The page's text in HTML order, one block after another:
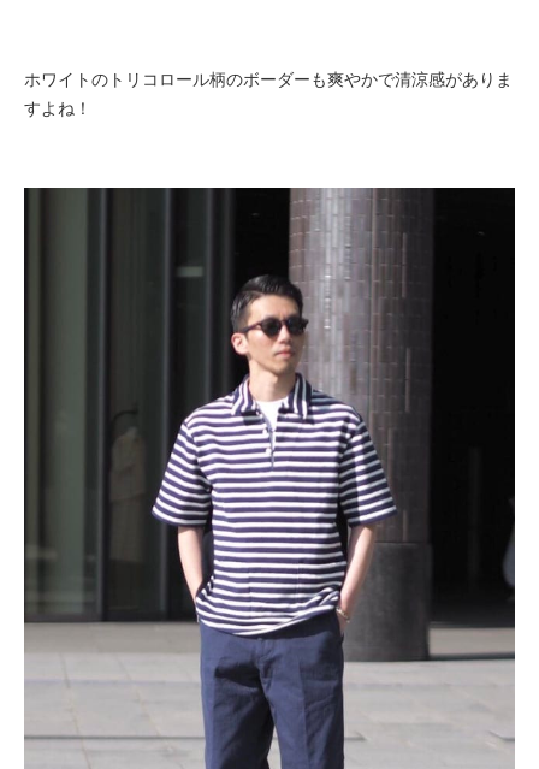
ホワイトのトリコロール柄のボーダーも爽やかで清涼感がありま
すよね！